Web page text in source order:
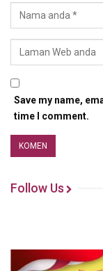
Save my name,
time I comment.
Follow Us